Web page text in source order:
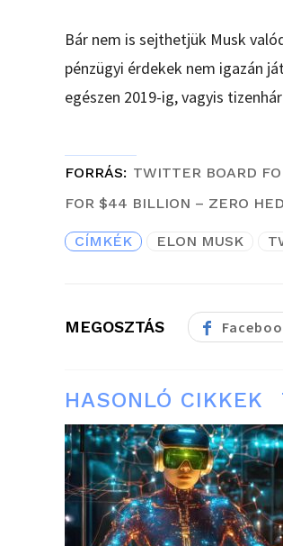
Bár nem is sejthetjük Musk
pénzügyi érdekek nem igazán
egészen 2019-ig, vagyis
FORRÁS
TWITTER BOARD
FOR $44 BILLION – ZERO
CÍMKÉK ELON MUSK
MEGOSZTÁS
HASONLÓ CIKKEK